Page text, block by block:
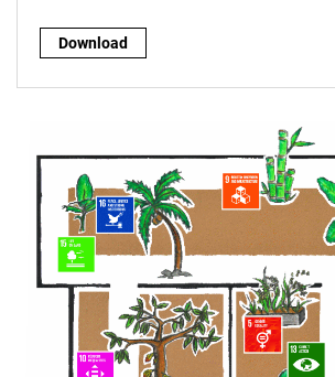
Audioguide zu den Sustainable
Download